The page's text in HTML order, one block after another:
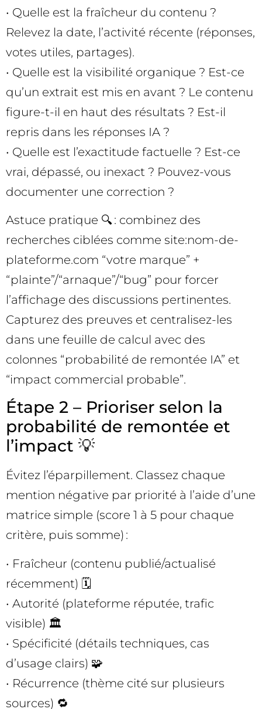
• Quelle est la fraîcheur du contenu ?
Relevez la date, l’activité récente (réponses,
votes utiles, partages).
• Quelle est la visibilité organique ? Est-ce
qu’un extrait est mis en avant ? Le contenu
figure-t-il en haut des résultats ? Est-il
repris dans les réponses IA ?
• Quelle est l’exactitude factuelle ? Est-ce
vrai, dépassé, ou inexact ? Pouvez-vous
documenter une correction ?
Astuce pratique 🔍 : combinez des
recherches ciblées comme site:nom-de-
plateforme.com “votre marque” +
“plainte”/“arnaque”/“bug” pour forcer
l’affichage des discussions pertinentes.
Capturez des preuves et centralisez-les
dans une feuille de calcul avec des
colonnes “probabilité de remontée IA” et
“impact commercial probable”.
Étape 2 – Prioriser selon la
probabilité de remontée et
l’impact 💡
Évitez l’éparpillement. Classez chaque
mention négative par priorité à l’aide d’une
matrice simple (score 1 à 5 pour chaque
critère, puis somme) :
• Fraîcheur (contenu publié/actualisé
récemment) 🗓️
• Autorité (plateforme réputée, trafic
visible) 🏛️
• Spécificité (détails techniques, cas
d’usage clairs) 🧩
• Récurrence (thème cité sur plusieurs
sources) 🔁